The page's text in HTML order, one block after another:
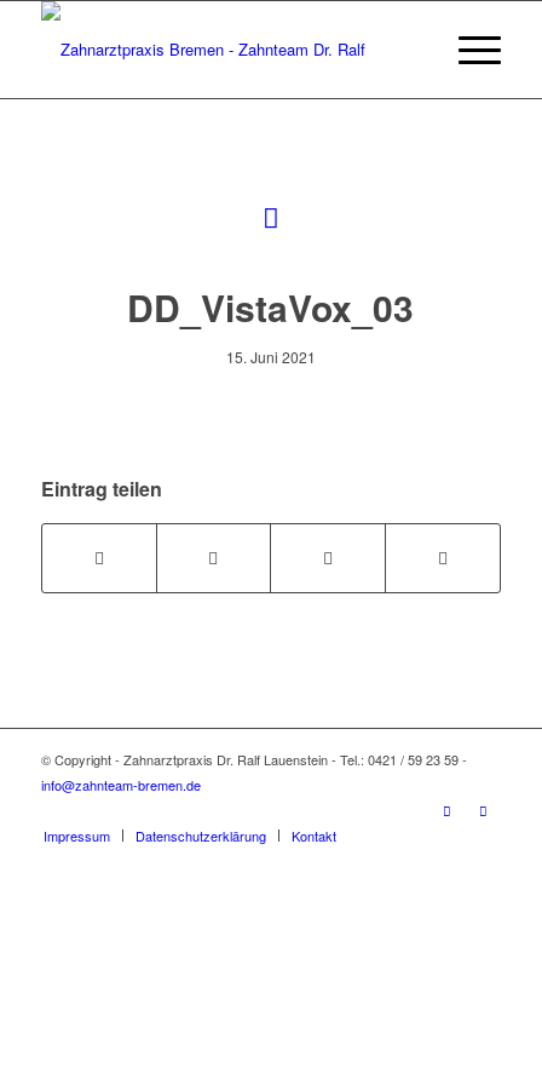
DD_VistaVox_03
15. Juni 2021
Eintrag teilen
© Copyright - Zahnarztpraxis Dr. Ralf Lauenstein - Tel.: 0421 / 59 23 59 -
info@zahnteam-bremen.de
Impressum Datenschutzerklärung Kontakt